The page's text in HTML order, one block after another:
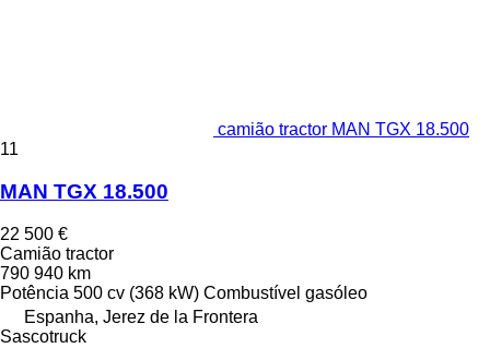
camião tractor MAN TGX 18.500
11
MAN TGX 18.500
22 500 €
Camião tractor
790 940 km
Potência 500 cv (368 kW) Combustível gasóleo
Espanha, Jerez de la Frontera
Sascotruck